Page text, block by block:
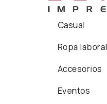
Casual
Ropa laboral
Accesorios
Eventos